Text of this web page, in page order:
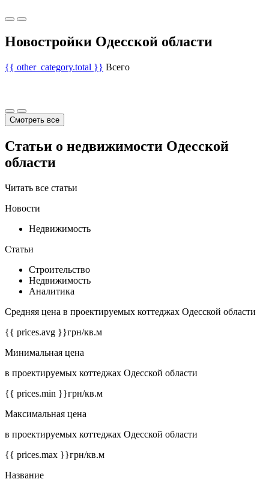
Новостройки Одесской области
{{ other_category.total }} Всего
Смотреть все
Статьи о недвижимости Одесской
области
Читать все статьи
Новости
Недвижимость
Статьи
Строительство
Недвижимость
Аналитика
Средняя цена в проектируемых коттеджах Одесской области
{{ prices.avg }}грн/кв.м
Минимальная цена
в проектируемых коттеджах Одесской области
{{ prices.min }}грн/кв.м
Максимальная цена
в проектируемых коттеджах Одесской области
{{ prices.max }}грн/кв.м
Название